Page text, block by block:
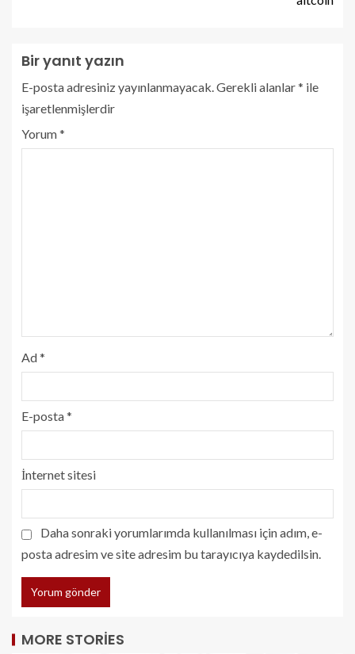
Bir yanıt yazın
E-posta adresiniz yayınlanmayacak.Gerekli alanlar* ile
işaretlenmişlerdir
Yorum*
Ad*
E-posta*
İnternet sitesi
Daha sonraki yorumlarımda kullanılması için adım, e-
posta adresim ve site adresim bu tarayıcıya kaydedilsin.
MORE STORIES